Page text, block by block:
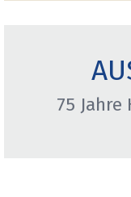
75